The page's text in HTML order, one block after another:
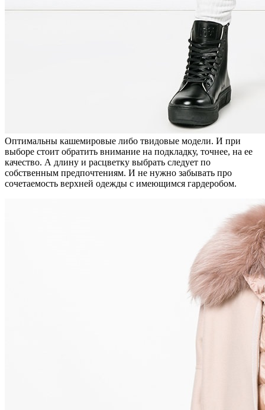
Оптимальны кашемировые либо твидовые модели. И при
выборе стоит обратить внимание на подкладку, точнее, на ее
качество. А длину и расцветку выбрать следует по
собственным предпочтениям. И не нужно забывать про
сочетаемость верхней одежды с имеющимся гардеробом.